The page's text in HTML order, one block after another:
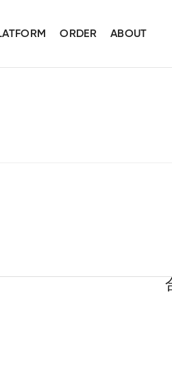
ORDER ABOUT